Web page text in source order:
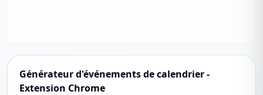
Générateur d'événements de calendrier -
Extension Chrome